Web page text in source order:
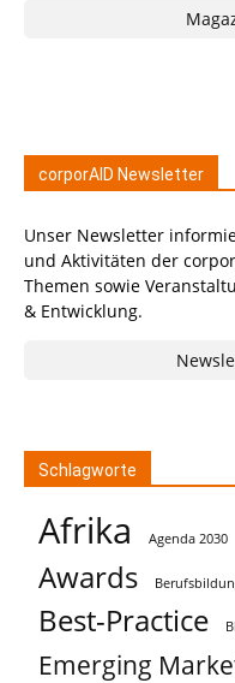
corporAID Newsletter
Unser Newsletter
und Aktivitäten der
Themen sowie
& Entwicklung.
Schlagworte
Afrika Agenda 2030
Awards
Best-Practice
Emerging